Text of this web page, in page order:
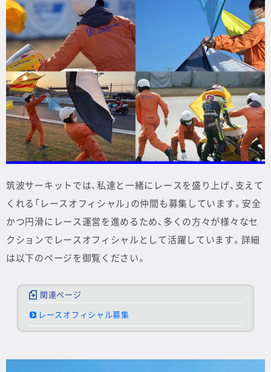
筑波サーキットでは、私達と一緒にレースを盛り上げ、支えて
くれる「レースオフィシャル」の仲間も募集しています。安全
かつ円滑にレース運営を進めるため、多くの方々が様々なセ
クションでレースオフィシャルとして活躍しています。詳細
は以下のページを御覧ください。
レースオフィシャル募集